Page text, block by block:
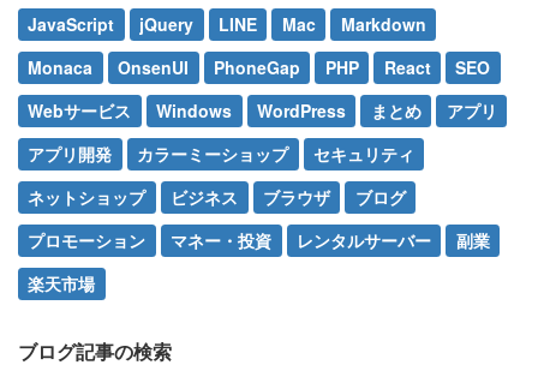
JavaScript
jQuery LINE Mac
Markdown
Monaca
OnsenUI PhoneGap PHP React
SEO
Webサービス
Windows WordPress まとめ
アプリ
アプリ開発
カラーミーショップ
セキュリティ
ネットショップ
ビジネス ブラウザ
ブログ
プロモーション
マネー・投資 レンタルサーバー
副業
楽天市場
ブログ記事の検索